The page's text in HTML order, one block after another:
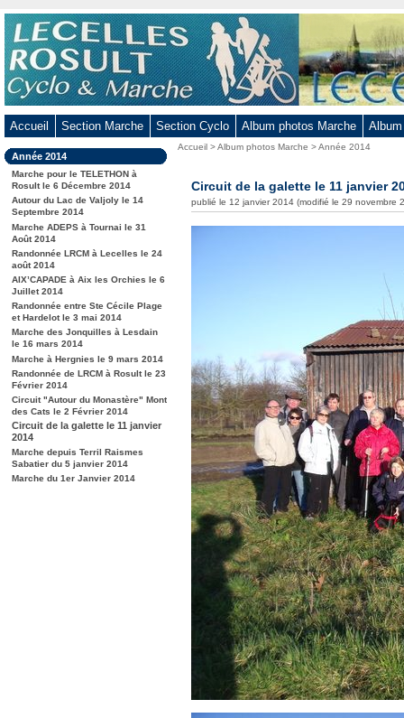
Aller
au
contenu
-
Aller
menu
principal
-
Aller
à
la
recherche
Accueil Section Marche Section Cyclo Album photos Marche
Dans
la
rubrique
:
Année 2014
Marche pour le TELETHON à
Rosult le 6 Décembre 2014
Autour du Lac de Valjoly le 14
Septembre 2014
Marche ADEPS à Tournai le 31
Août 2014
Randonnée LRCM à Lecelles le 24
août 2014
AIX’CAPADE à Aix les Orchies le 6
Juillet 2014
Randonnée entre Ste Cécile Plage
et Hardelot le 3 mai 2014
Marche des Jonquilles à Lesdain
le 16 mars 2014
Marche à Hergnies le 9 mars 2014
Randonnée de LRCM à Rosult le 23
Février 2014
Circuit "Autour du Monastère" Mont
des Cats le 2 Février 2014
Circuit de la galette le 11 janvier
2014
Marche depuis Terril Raismes
Sabatier du 5 janvier 2014
Marche du 1er Janvier 2014
Vous
Accueil >Album photos Marche >Année 2014
Circuit de la galette le 11 janvier
publié le 12 janvier 2014 (modifié le 29 novembre